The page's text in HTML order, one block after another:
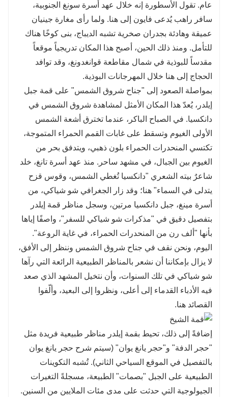
عام. تقول الأسطورة إنه خلال عهد أسرة سونغ الجنوبية،
سافر راهب يُدعى فايون إلى هنا. ولما رأى مغارة جينيان
عميقة وهادئة بجدران صخرية تشبه الديباج، بنى كوخًا هناك
للتأمل. ومنذ ذلك الحين، أصبح هذا المكان تدريجياً موقعاً
مقدساً للبوذية في شمال مقاطعة قوانغدونغ، وقد توافد
الحجاج إلى هنا خلال المهرجانات البوذية.
بمواصلة الصعود إلى "جناح شروق الشمس" على قمة جبل
إيلدر، يُعدّ هذا المكان الأمثل لمشاهدة شروق الشمس في
دانكسيا. في الصباح الباكر، عندما تخترق أشعة الشمس
الأولى الغيوم وتسقط على غابات القمم الحمراء المتموجة،
تكتسي المنحدرات الحمراء بلون ذهبي، ويتدفق بحر من
الغيوم بين الجبال، في مشهد ساحر. منذ عهد أسرة تانغ، خلد
شاعرٌ بيته الشعري "دانكسيا تُغطي الشمس، وقوس قزح
يتدلى في السماء" هنا؛ وقد زار الجغرافي شو شياكي، من
أسرة مينغ، جبل دانكسيا مرتين، وسجل مناظر قمة إيلدر
بتفصيل دقيق في "مذكرات شو شياكي للسفر"، واصفًا إياها
بأنها "ألف رن من المنحدرات الحمراء، في غاية الروعة".
اليوم، ونحن نقف في جناح شروق الشمس وننظر إلى الأفق،
لا يزال بإمكاننا أن نشعر بالمناظر الطبيعية الرائعة التي رآها
شو شياكي في تلك السنوات، وأن نتخيل المشهد الذي صعد
فيه الأدباء القدماء إلى أعلى، ونظروا إلى البعيد، وألّفوا
القصائد هنا.
إضافةً إلى ذلك، تحيط بقمة إيلدر مناظر طبيعية فريدة مثل
"حجر الدفة" و"حجر يانغ يوان" (سيتم شرح حجر يانغ يوان
بالتفصيل في الموقع السياحي الثاني). تُشبه التكوينات
الطبيعية على الجبل "بصمات" الطبيعة، مسجلةً التغيرات
الجيولوجية التي حدثت على مدى مئات الملايين من السنين.